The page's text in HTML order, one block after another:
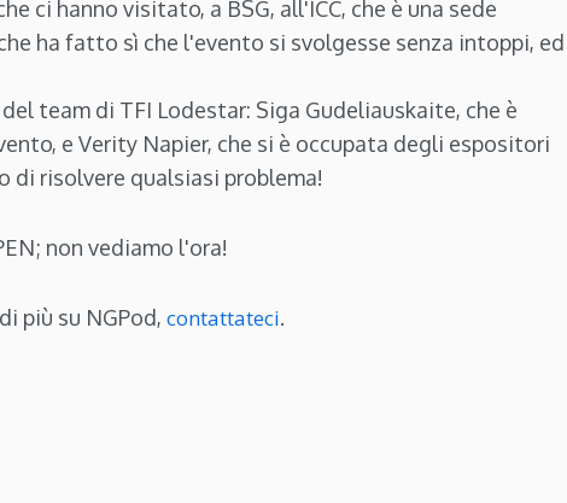
ci hanno visitato, a BSG, all'ICC, che è una sede
ha fatto sì che l'evento si svolgesse senza intoppi, ed
team di TFI Lodestar: Siga Gudeliauskaite, che è
e Verity Napier, che si è occupata degli espositori
di risolvere qualsiasi problema!
non vediamo l'ora!
più su NGPod, contattateci.